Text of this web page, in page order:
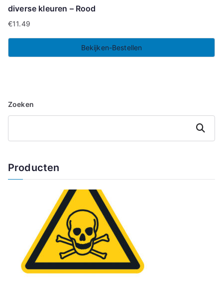
diverse kleuren – Rood
€11.49
Bekijken-Bestellen
Zoeken
Zoeken
Producten